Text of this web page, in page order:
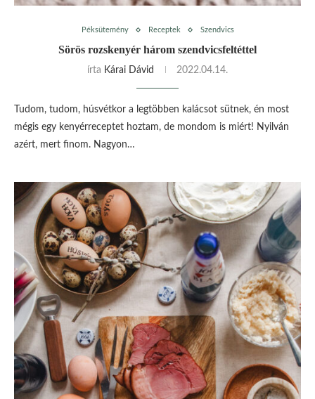
Péksütemény Receptek Szendvics
Sörös rozskenyér három szendvicsfeltéttel
írta Kárai Dávid 2022.04.14.
Tudom, tudom, húsvétkor a legtöbben kalácsot sütnek, én most
mégis egy kenyérreceptet hoztam, de mondom is miért! Nyilván
azért, mert finom. Nagyon…